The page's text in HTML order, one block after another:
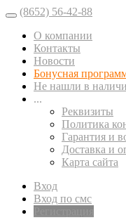
(8652) 56-42-88
О компании
Контакты
Новости
Бонусная
Не нашли в
...
Реквизиты
Политика
Гарантия и
Доставка и
Карта сайта
Вход
Вход по смс